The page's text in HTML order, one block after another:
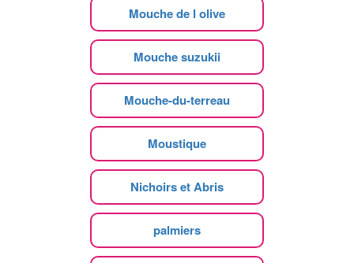
Mouche de l olive
Mouche suzukii
Mouche-du-terreau
Moustique
Nichoirs et Abris
palmiers